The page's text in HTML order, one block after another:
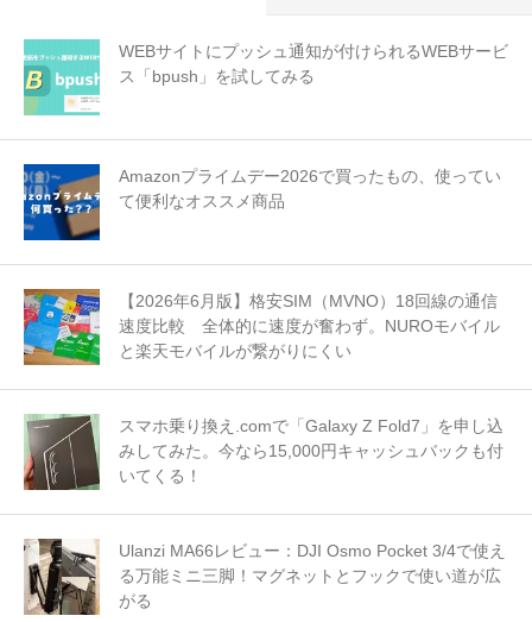
WEBサイトにプッシュ通知が付けられるWEBサービ
ス「bpush」を試してみる
Amazonプライムデー2026で買ったもの、使ってい
て便利なオススメ商品
【2026年6月版】格安SIM（MVNO）18回線の通信
速度比較 全体的に速度が奮わず。NUROモバイル
と楽天モバイルが繋がりにくい
スマホ乗り換え.comで「Galaxy Z Fold7」を申し込
みしてみた。今なら15,000円キャッシュバックも付
いてくる！
Ulanzi MA66レビュー：DJI Osmo Pocket 3/4で使え
る万能ミニ三脚！マグネットとフックで使い道が広
がる